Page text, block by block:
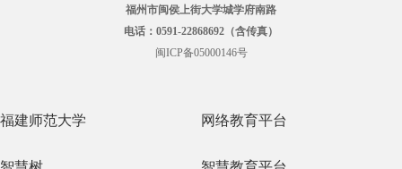
福州市闽侯上街大学城学府南路
电话：0591-22868692（含传真）
闽ICP备05000146号
福建师范大学 网络教育平台